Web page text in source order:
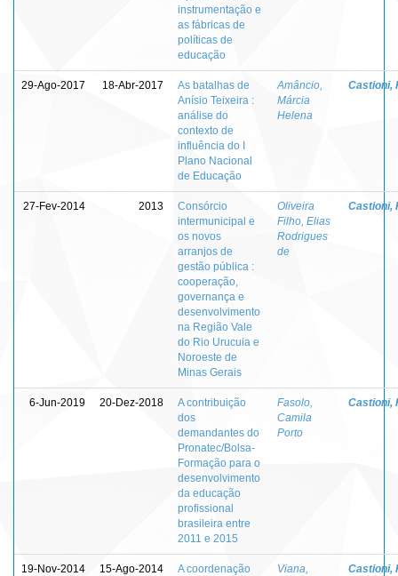
instrumentação e
as fábricas de
políticas de
educação
29-Ago-2017 18-Abr-2017
As batalhas de
Anísio Teixeira :
análise do
contexto de
influência do I
Plano Nacional
de Educação
Amâncio,
Márcia
Helena
Castioni,
27-Fev-2014 2013
Consórcio
intermunicipal e
os novos
arranjos de
gestão pública :
cooperação,
governança e
desenvolvimento
na Região Vale
do Rio Urucuia e
Noroeste de
Minas Gerais
Oliveira
Filho, Elias
Rodrigues
de
Castioni,
6-Jun-2019 20-Dez-2018
A contribuição
dos
demandantes do
Pronatec/Bolsa-
Formação para o
desenvolvimento
da educação
profissional
brasileira entre
2011 e 2015
Fasolo,
Camila
Porto
Castioni,
19-Nov-2014 15-Ago-2014
A coordenação
Viana,
Castioni,